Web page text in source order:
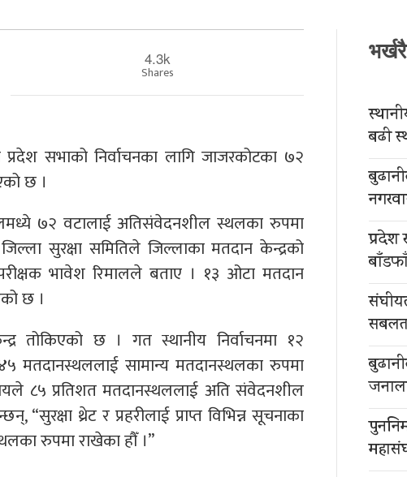
4.3k
Shares
सभाको निर्वाचनका लागि जाजरकोटका ७२
छ ।
७२ वटालाई अतिसंवेदनशील स्थलका रुपमा
सुरक्षा समितिले जिल्लाका मतदान केन्द्रको
भावेश रिमालले बताए । १३ ओटा मतदान
छ ।
तोकिएको छ । गत स्थानीय निर्वाचनमा १२
सामान्य मतदानस्थलका रुपमा
८५ प्रतिशत मतदानस्थललाई अति संवेदनशील
थ्रेट र प्रहरीलाई प्राप्त विभिन्न सूचनाका
रुपमा राखेका हौँ ।”
भर्खरै
बढी
प्रदेश